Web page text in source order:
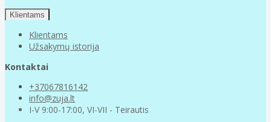
Klientams
Klientams
Užsakymų istorija
Kontaktai
+37067816142
info@zuja.lt
I-V 9:00-17:00, VI-VII - Teirautis